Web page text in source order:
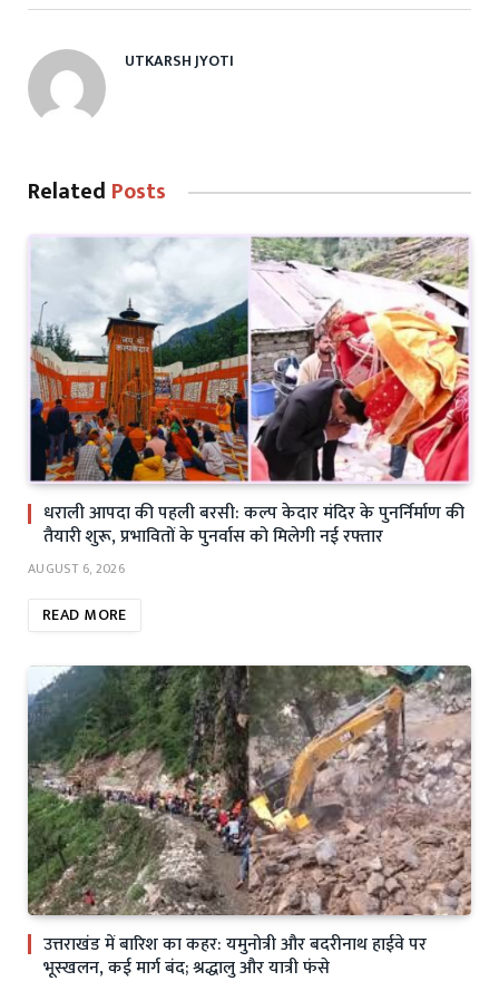
UTKARSH JYOTI
Related Posts
धराली आपदा की पहली बरसी: कल्प केदार मंदिर के पुनर्निर्माण की
तैयारी शुरू, प्रभावितों के पुनर्वास को मिलेगी नई रफ्तार
AUGUST 6, 2026
READ MORE
उत्तराखंड में बारिश का कहर: यमुनोत्री और बदरीनाथ हाईवे पर
भूस्खलन, कई मार्ग बंद; श्रद्धालु और यात्री फंसे